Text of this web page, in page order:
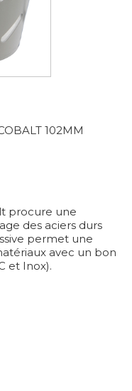
102MM
procure une
des aciers durs
permet une
avec un bon
et Inox).